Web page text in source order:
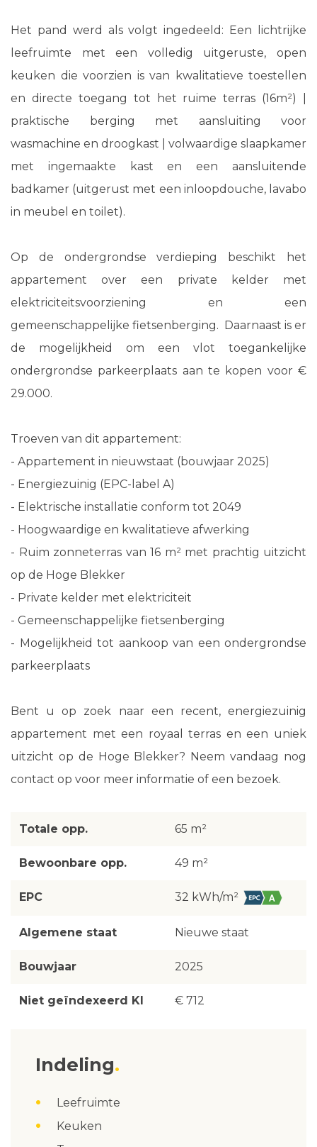
Het pand werd als volgt ingedeeld: Een lichtrijke
leefruimte met een volledig uitgeruste, open
keuken die voorzien is van kwalitatieve toestellen
en directe toegang tot het ruime terras (16m²) |
praktische berging met aansluiting voor
wasmachine en droogkast | volwaardige slaapkamer
met ingemaakte kast en een aansluitende
badkamer (uitgerust met een inloopdouche, lavabo
in meubel en toilet).
Op de ondergrondse verdieping beschikt het
appartement over een private kelder met
elektriciteitsvoorziening en een
gemeenschappelijke fietsenberging. Daarnaast is er
de mogelijkheid om een vlot toegankelijke
ondergrondse parkeerplaats aan te kopen voor €
29.000.
Troeven van dit appartement:
- Appartement in nieuwstaat (bouwjaar 2025)
- Energiezuinig (EPC-label A)
- Elektrische installatie conform tot 2049
- Hoogwaardige en kwalitatieve afwerking
- Ruim zonneterras van 16 m² met prachtig uitzicht
op de Hoge Blekker
- Private kelder met elektriciteit
- Gemeenschappelijke fietsenberging
- Mogelijkheid tot aankoop van een ondergrondse
parkeerplaats
Bent u op zoek naar een recent, energiezuinig
appartement met een royaal terras en een uniek
uitzicht op de Hoge Blekker? Neem vandaag nog
contact op voor meer informatie of een bezoek.
Totale opp. 65 m²
Bewoonbare opp. 49 m²
EPC 32 kWh/m²
Algemene staat Nieuwe staat
Bouwjaar 2025
Niet geïndexeerd KI € 712
Indeling
Leefruimte
Keuken